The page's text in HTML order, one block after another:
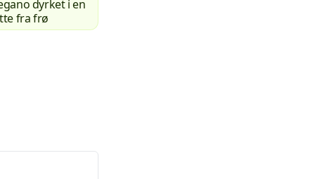
dyrket i en
fra frø